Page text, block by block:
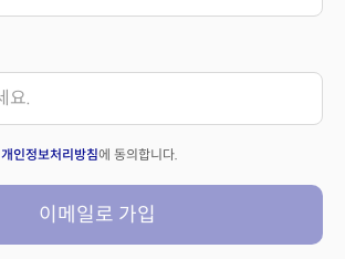
개인정보처리방침에 동의합니다.
이메일로 가입